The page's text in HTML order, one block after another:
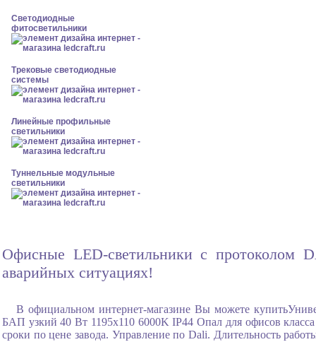
Светодиодные
фитосветильники
Трековые светодиодные
системы
Линейные профильные
светильники
Туннельные модульные
светильники
Офисные LED-светильники с протоколом
аварийных ситуациях!
В официальном интернет-магазине Вы можете
БАП узкий 40 Вт 1195x110 6000K IP44 Опал для офисов
сроки по цене завода. Управление по Dali. Длительность